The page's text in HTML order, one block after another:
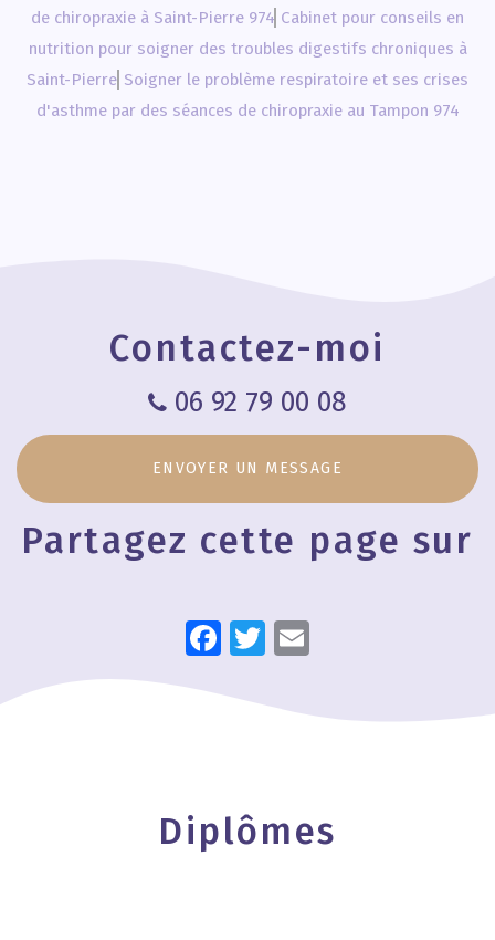
de chiropraxie à Saint-Pierre 974 Cabinet pour conseils en
nutrition pour soigner des troubles digestifs chroniques à
Saint-Pierre Soigner le problème respiratoire et ses crises
d'asthme par des séances de chiropraxie au Tampon 974
Contactez-moi
06 92 79 00 08
ENVOYER UN MESSAGE
Partagez cette page sur
Facebook
Twitter
Diplômes